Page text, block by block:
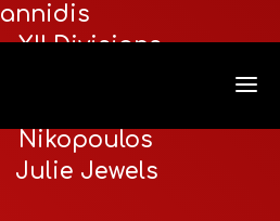
Αλήθειες της Αγοράς
& Υποσχέσεις
XII Divisions
Tours
Nikopoulos
Julie Jewels